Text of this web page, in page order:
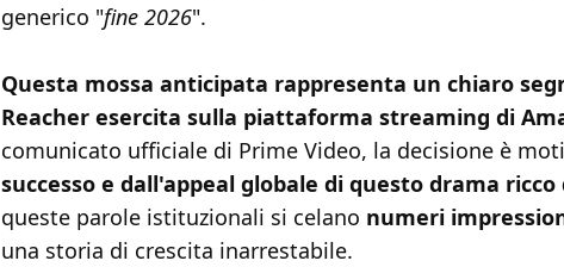
generico "fine 2026".
Questa mossa anticipata rappresenta un chiaro
Reacher esercita sulla piattaforma streaming di
comunicato ufficiale di Prime Video, la decisione è
successo e dall'appeal globale di questo drama ricco
queste parole istituzionali si celano numeri
una storia di crescita inarrestabile.